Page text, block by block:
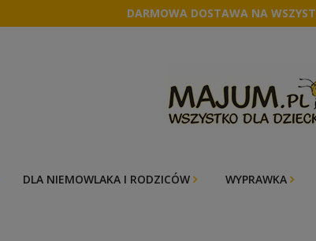
DARMOWA DOSTAWA NA
DLA NIEMOWLAKA I RODZICÓW WYPRAWKA